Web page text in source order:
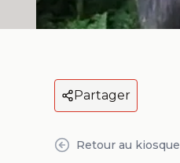
Partager
Retour au kiosque